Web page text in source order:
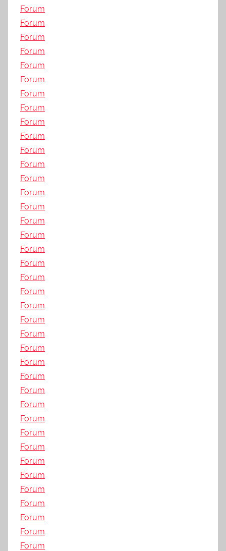
Forum
Forum
Forum
Forum
Forum
Forum
Forum
Forum
Forum
Forum
Forum
Forum
Forum
Forum
Forum
Forum
Forum
Forum
Forum
Forum
Forum
Forum
Forum
Forum
Forum
Forum
Forum
Forum
Forum
Forum
Forum
Forum
Forum
Forum
Forum
Forum
Forum
Forum
Forum